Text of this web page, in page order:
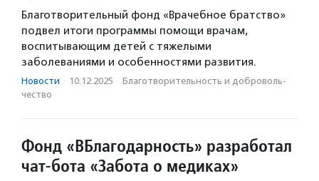
Благотворительный фонд «Врачебное братство»
подвел итоги программы помощи врачам,
воспитывающим детей с тяжелыми
заболеваниями и особенностями развития.
Новости · 10.12.2025 · Благотвори­тель­ность и доброволь­
чест­во
Фонд «ВБлагодарность» разработал
чат-бота «Забота о медиках»